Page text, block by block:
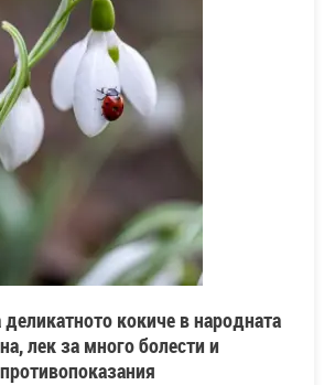
кокиче в народната
лек за много болести и
противопоказания